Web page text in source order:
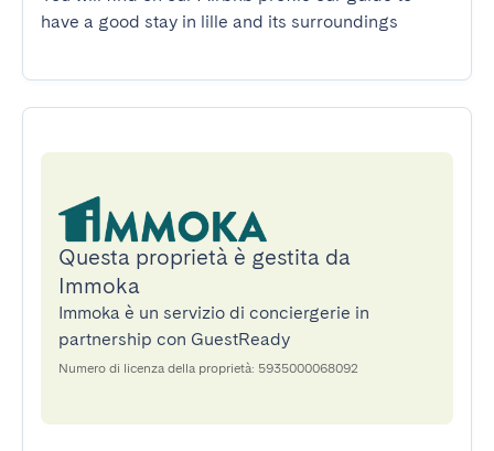
have a good stay in lille and its surroundings
Questa proprietà è gestita da
Immoka
Immoka è un servizio di conciergerie in
partnership con GuestReady
Numero di licenza della proprietà: 5935000068092